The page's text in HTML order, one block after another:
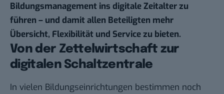
Bildungsmanagement ins digitale Zeitalter zu
führen – und damit allen Beteiligten mehr
Übersicht, Flexibilität und Service zu bieten.
Von der Zettelwirtschaft zur
digitalen Schaltzentrale
In vielen Bildungseinrichtungen bestimmen noch